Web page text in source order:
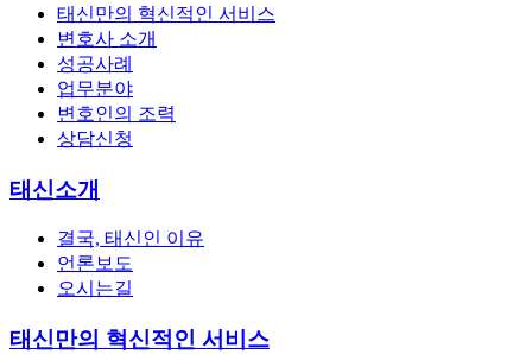
태신만의 혁신적인 서비스
변호사 소개
성공사례
업무분야
변호인의 조력
상담신청
태신소개
결국, 태신인 이유
언론보도
오시는길
태신만의 혁신적인 서비스